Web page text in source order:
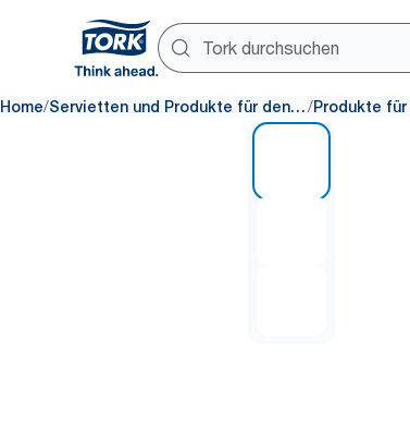
Home/ Servietten und Produkte für den Tisch/